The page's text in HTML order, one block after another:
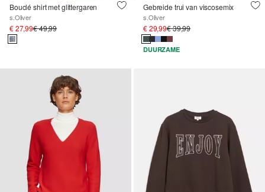
Bouclé shirt met glittergaren
s.Oliver
€ 27,99€ 49,99
Gebreide trui van viscosemix
s.Oliver
€ 29,99€ 39,99
DUURZAME